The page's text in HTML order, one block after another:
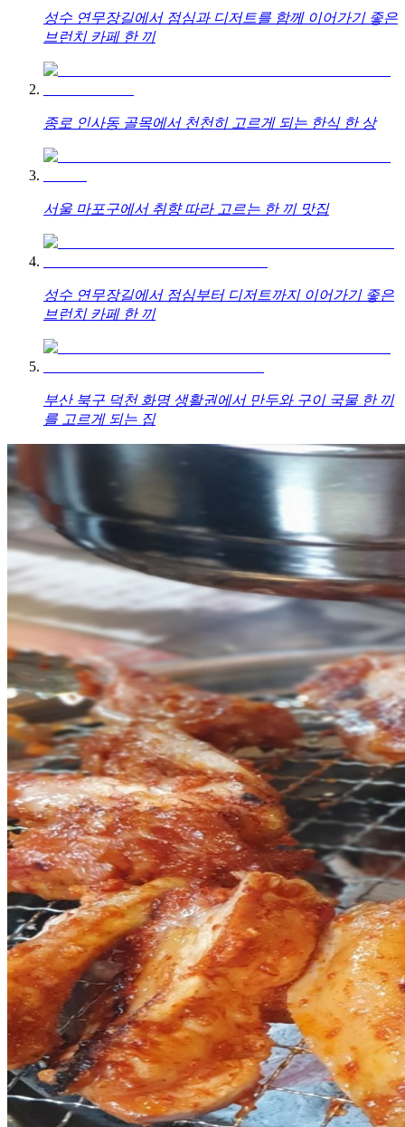
성수 연무장길에서 점심과 디저트를 함께 이어가기 좋은
브런치 카페 한 끼
종로 인사동 골목에서 천천히 고르게 되는 한식 한 상
서울 마포구에서 취향 따라 고르는 한 끼 맛집
성수 연무장길에서 점심부터 디저트까지 이어가기 좋은
브런치 카페 한 끼
부산 북구 덕천 화명 생활권에서 만두와 구이 국물 한 끼
를 고르게 되는 집